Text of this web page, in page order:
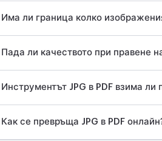
Има ли граница колко
Пада ли качеството при правене
Инструментът JPG в PDF взима ли
Как се превръща JPG в PDF